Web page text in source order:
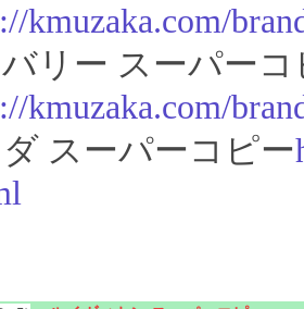
kmuzaka.com/
リー スーパーコ
kmuzaka.com/
スーパーコピー